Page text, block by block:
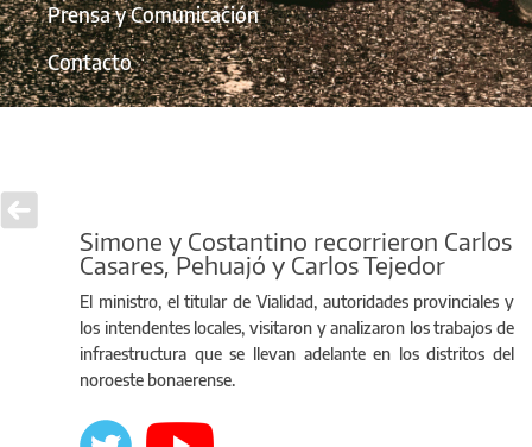
Prensa y Comunicación
Contacto
Simone y Costantino recorrieron Carlos
Casares, Pehuajó y Carlos Tejedor
El ministro, el titular de Vialidad, autoridades provinciales y
los intendentes locales, visitaron y analizaron los trabajos de
infraestructura que se llevan adelante en los distritos del
noroeste bonaerense.